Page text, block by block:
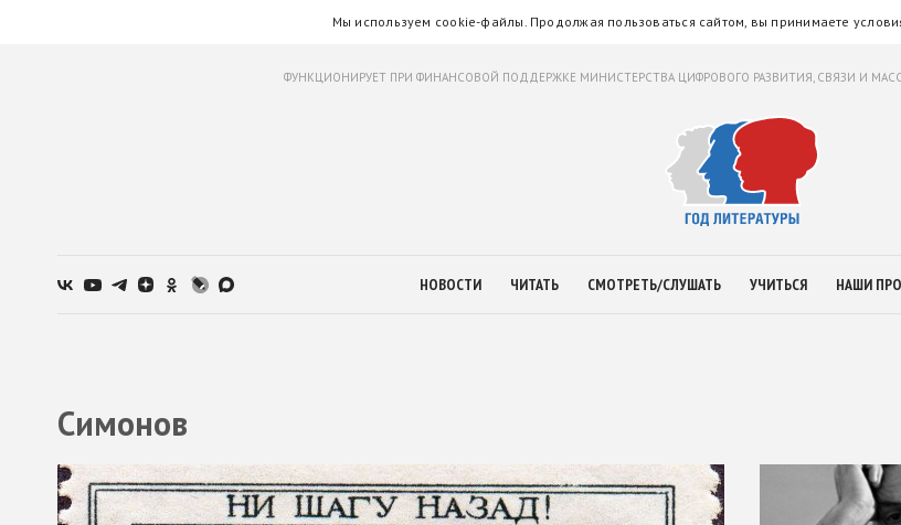
Мы используем cookie-файлы. Продолжая пользоваться сайтом, вы принимаете
ФУНКЦИОНИРУЕТ ПРИ ФИНАНСОВОЙ ПОДДЕРЖКЕ МИНИСТЕРСТВА ЦИФРОВОГО РАЗВИТИЯ, СВЯЗИ И
НОВОСТИ ЧИТАТЬ СМОТРЕТЬ/СЛУШАТЬ УЧИТЬСЯ НАШИ
Симонов